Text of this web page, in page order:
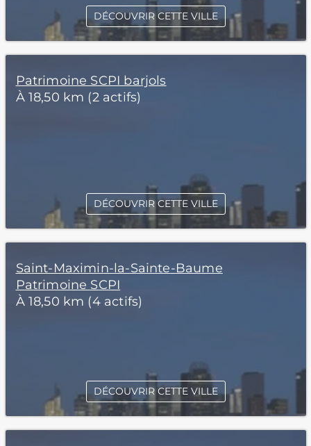
DÉCOUVRIR CETTE VILLE
Patrimoine SCPI barjols
À 18,50 km (2 actifs)
DÉCOUVRIR CETTE VILLE
Saint-Maximin-la-Sainte-Baume
Patrimoine SCPI
À 18,50 km (4 actifs)
DÉCOUVRIR CETTE VILLE